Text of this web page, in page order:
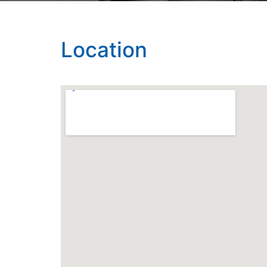
Location